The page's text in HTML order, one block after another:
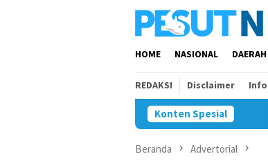
HOME NASIONAL DAERAH
REDAKSI Disclaimer
Konten Spesial
Beranda Advertorial